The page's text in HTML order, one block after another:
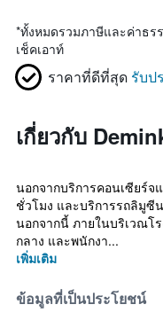
*ทั้งหมดรวมภาษีและค่าธร
เช็คเอาท์
ราคาที่ดีที่สุด รับป
เกี่ยวกับ
นอกจากบริการคอนเซียร์จ
ชั่วโมง และบริการรถลิมูซี
นอกจากนี้ ภายในบริเวณโ
กลาง และพนักงา...
เพิ่มเติม
ข้อมูลที่เป็นประโยชน์